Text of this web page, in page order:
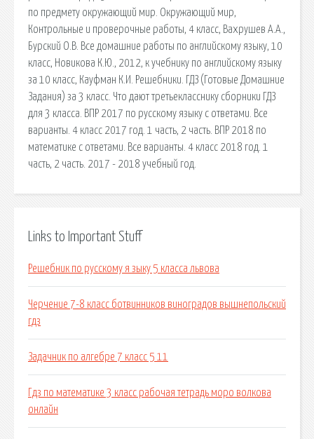
по предмету окружающий мир. Окружающий мир,
Контрольные и проверочные работы, 4 класс, Вахрушев А.А.,
Бурский О.В. Bсe домашние работы по английскому языку, 10
класс, Новикова К.Ю., 2012, к учебнику по английскому языку
за 10 класс, Кауфман К.И. Решебники. ГДЗ (Готовые Домашние
Задания) за 3 класс. Что дают третьекласснику сборники ГДЗ
для 3 класса. ВПР 2017 по русскому языку с ответами. Все
варианты. 4 класс 2017 год. 1 часть, 2 часть. ВПР 2018 по
математике с ответами. Все варианты. 4 класс 2018 год. 1
часть, 2 часть. 2017 - 2018 учебный год.
Links to Important Stuff
Решебник по русскому я зыку 5 класса львова
Черчение 7-8 класс ботвинников виноградов вышнепольский
гдз
Задачник по алгебре 7 класс 5 11
Гдз по математике 3 класс рабочая тетрадь моро волкова
онлайн